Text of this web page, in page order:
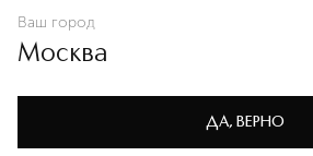
Политике конфиденциальности
Ваш город
Москва
ДА, ВЕРНО